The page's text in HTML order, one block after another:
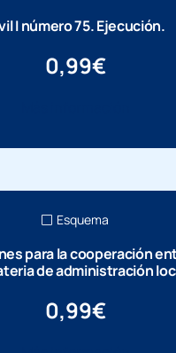
I número 75. Ejecución.
0,99€
Esquema
para la cooperación
de administración
0,99€